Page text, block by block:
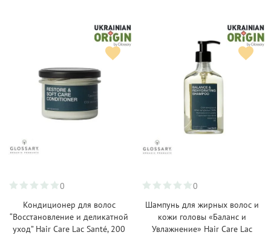
0
Кондиционер для волос
“Восстановление и деликатной
уход” Hair Care Lac Santé, 200
0
Шампунь для жирных волос и
кожи головы «Баланс и
Увлажнение» Hair Care Lac